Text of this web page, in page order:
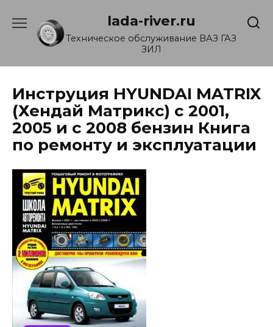
содержанию
lada-river.ru
Техническое обслуживание ВАЗ ГАЗ
ЗИЛ
Инструция HYUNDAI MATRIX
(Хендай Матрикс) с 2001,
2005 и с 2008 бензин Книга
по ремонту и эксплуатации